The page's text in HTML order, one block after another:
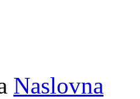
Naslovna